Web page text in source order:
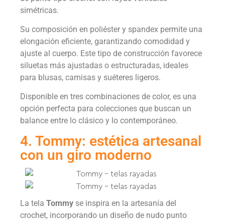
simétricas.
Su composición en poliéster y spandex permite una
elongación eficiente, garantizando comodidad y
ajuste al cuerpo. Este tipo de construcción favorece
siluetas más ajustadas o estructuradas, ideales
para blusas, camisas y suéteres ligeros.
Disponible en tres combinaciones de color, es una
opción perfecta para colecciones que buscan un
balance entre lo clásico y lo contemporáneo.
4. Tommy: estética artesanal
con un giro moderno
La tela Tommy se inspira en la artesanía del
crochet, incorporando un diseño de nudo punto